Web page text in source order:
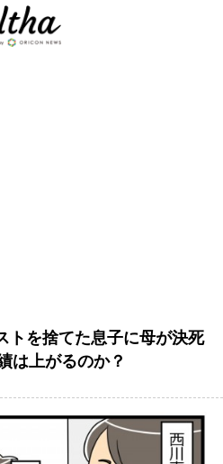
トを捨てた息子に母が決死
は上がるのか？